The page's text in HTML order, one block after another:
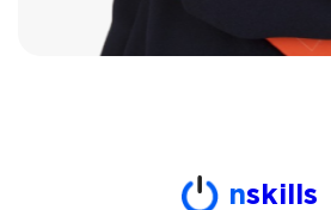
nskills